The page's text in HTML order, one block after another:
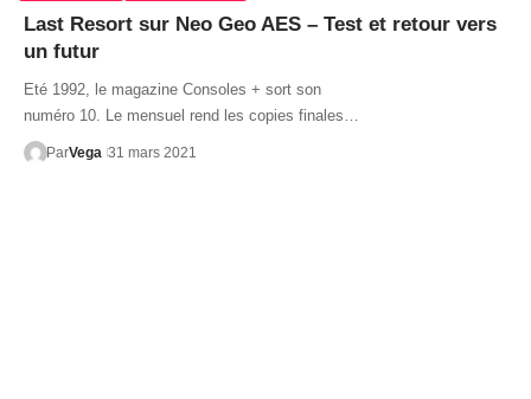
Last Resort sur Neo Geo AES – Test et retour vers
un futur
Eté 1992, le magazine Consoles + sort son
numéro 10. Le mensuel rend les copies finales…
ParVega 31 mars 2021